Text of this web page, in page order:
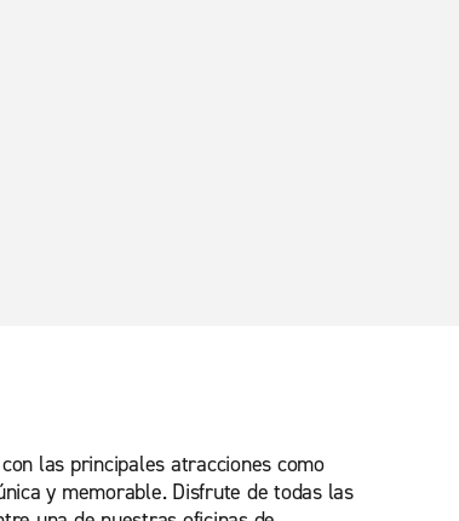
las principales atracciones como
y memorable. Disfrute de todas las